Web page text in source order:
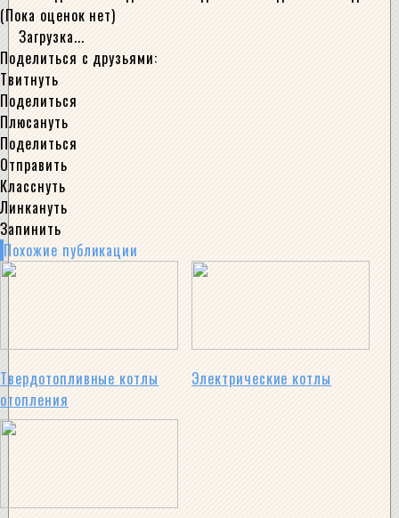
(Пока оценок нет)
Загрузка...
Поделиться с друзьями:
Твитнуть
Поделиться
Плюсануть
Поделиться
Отправить
Класснуть
Линкануть
Запинить
Похожие публикации
Твердотопливные котлы
отопления
Электрические котлы